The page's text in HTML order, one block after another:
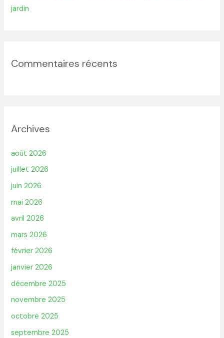
jardin
Commentaires récents
Archives
août 2026
juillet 2026
juin 2026
mai 2026
avril 2026
mars 2026
février 2026
janvier 2026
décembre 2025
novembre 2025
octobre 2025
septembre 2025